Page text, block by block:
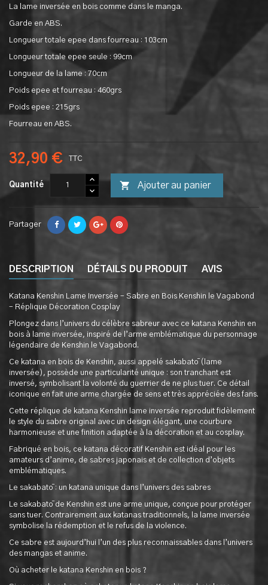
La lame inversée en bois comme dans le manga.
Garde en ABS.
Longueur totale epee dans fourreau : 103cm
Longueur totale epee seule : 99cm
Longueur de la lame : 70cm
Poids epee et fourreau : 460grs
Poids epee : 215grs
Fourreau en ABS.
32,90 € TTC
Quantité  Ajouter au panier
Partager
DESCRIPTION DÉTAILS DU PRODUIT AVIS
Katana Kenshin Lame Inversée – Sabre en Bois Kenshin le Vagabond
– Réplique Décoration Cosplay
Plongez dans l’univers du célèbre sabreur avec ce katana Kenshin en
bois à lame inversée, inspiré de l’arme emblématique du personnage
légendaire de Kenshin le Vagabond.
Ce katana en bois de Kenshin, aussi appelé sakabatō (lame
inversée), possède une particularité unique : son tranchant est
inversé, symbolisant la volonté du guerrier de ne plus tuer. Ce détail
iconique en fait une arme chargée de sens et très appréciée des fans.
Cette réplique de katana Kenshin lame inversée reproduit fidèlement
le style du sabre original avec un design élégant, une courbure
harmonieuse et une finition adaptée à la décoration et au cosplay.
Fabriqué en bois, ce katana décoratif Kenshin est idéal pour les
amateurs d’anime, de sabres japonais et de collection d’objets
emblématiques.
Le sakabatō : un katana unique dans l’univers des sabres
Le sakabatō de Kenshin est une arme unique, conçue pour protéger
sans tuer. Contrairement aux katanas traditionnels, la lame inversée
symbolise la rédemption et le refus de la violence.
Ce sabre est aujourd’hui l’un des plus reconnaissables dans l’univers
des mangas et anime.
Où acheter le katana Kenshin en bois ?